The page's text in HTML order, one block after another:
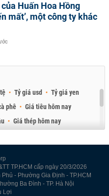
Huấn Hoa Hồng
mất’, một công ty khác
Tỷ giá usd
Tỷ giá yen
phê
Giá tiêu hôm nay
Giá thép hôm nay
TP.HCM cấp ngày 20/3/2026
- Phường Gia Định - TP.HCM
Ba Đình - TP. Hà Nội
Lợi